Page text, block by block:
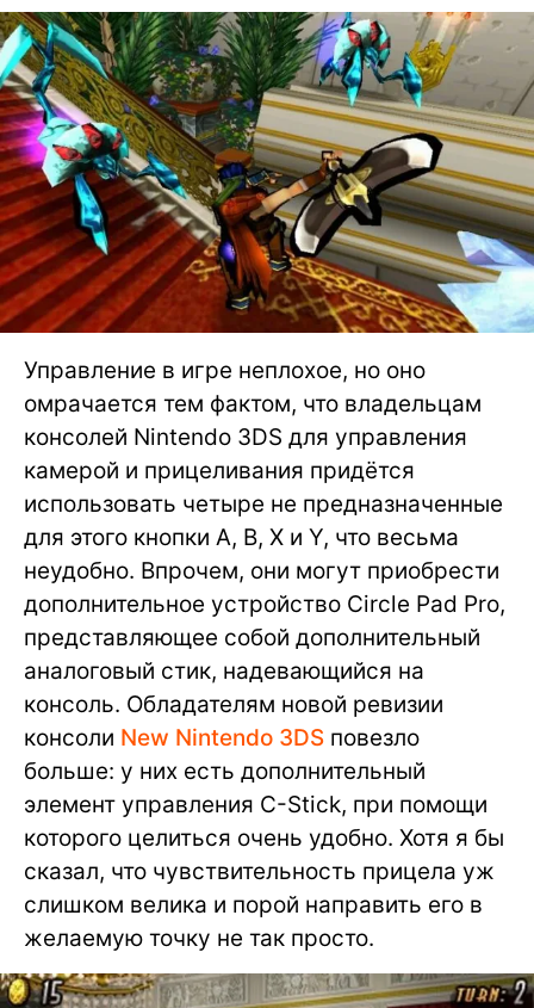
Управление в игре неплохое, но оно
омрачается тем фактом, что владельцам
консолей Nintendo 3DS для управления
камерой и прицеливания придётся
использовать четыре не предназначенные
для этого кнопки A, B, X и Y, что весьма
неудобно. Впрочем, они могут приобрести
дополнительное устройство Circle Pad Pro,
представляющее собой дополнительный
аналоговый стик, надевающийся на
консоль. Обладателям новой ревизии
консоли New Nintendo 3DS повезло
больше: у них есть дополнительный
элемент управления C-Stick, при помощи
которого целиться очень удобно. Хотя я бы
сказал, что чувствительность прицела уж
слишком велика и порой направить его в
желаемую точку не так просто.